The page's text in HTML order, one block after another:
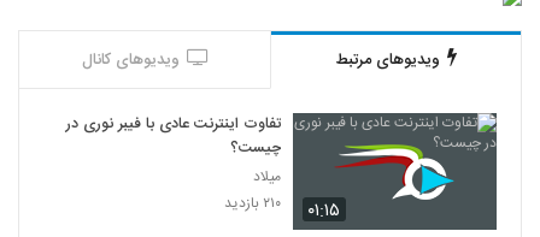
ویدیوهای مرتبط ویدیوهای کانال
۰۱:۱۵
تفاوت اینترنت عادی با فیبر نوری در
چیست؟
میلاد
۲۱۰ بازدید